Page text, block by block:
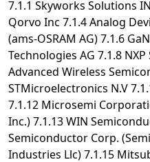
7.1.1 Skyworks Solutions
Qorvo Inc 7.1.4 Analog
(ams-OSRAM AG) 7.1.6
Technologies AG 7.1.8
Advanced Wireless
STMicroelectronics N.V
7.1.12 Microsemi
Inc.) 7.1.13 WIN
Semiconductor Corp.
Industries Llc) 7.1.15